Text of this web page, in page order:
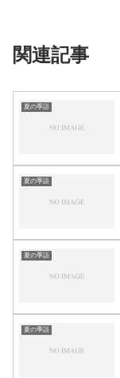
関連記事
夏の季語
夏の季語
夏の季語
夏の季語